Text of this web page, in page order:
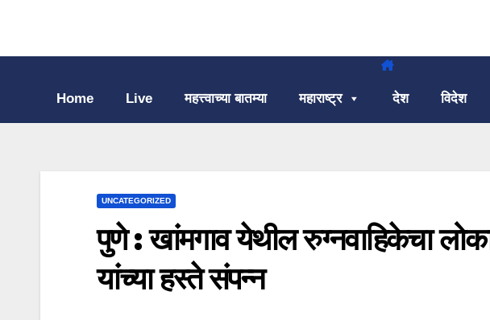
Home Live महत्त्वाच्या बातम्या महाराष्ट्र देश विदेश
UNCATEGORIZED
पुणे : खांमगाव येथील रुग्नवाहिकेचा
यांच्या हस्ते संपन्न